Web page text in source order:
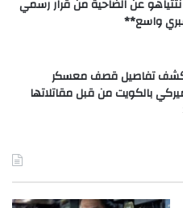
عن الضاحية من قرار رسمي
واسع**
تكشف تفاصيل قصف معسكر
بالكويت من قبل مقاتلاتها